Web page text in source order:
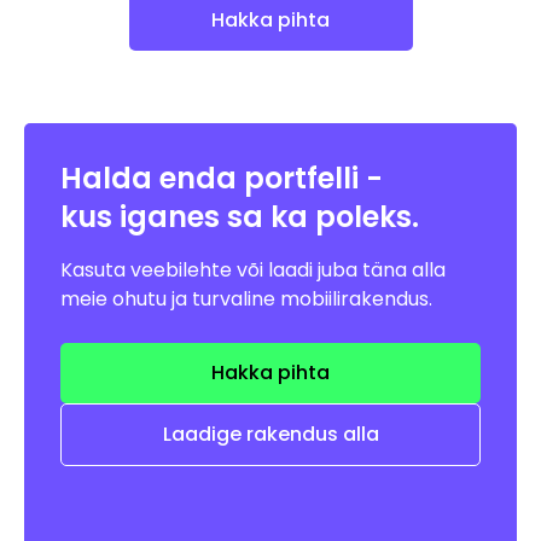
Hakka pihta
Halda enda portfelli -
kus iganes sa ka poleks.
Kasuta veebilehte või laadi juba täna alla
meie ohutu ja turvaline mobiilirakendus.
Hakka pihta
Laadige rakendus alla